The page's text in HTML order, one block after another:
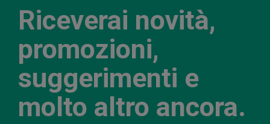
Riceverai novità,
promozioni,
suggerimenti e
molto altro ancora.